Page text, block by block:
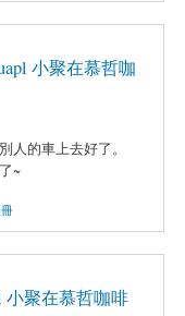
小聚在慕哲咖
人的車上去好了。
~
小聚在慕哲咖啡